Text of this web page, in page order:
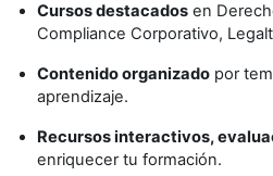
Cursos destacados en
Compliance Corporativo,
Contenido organizado por
aprendizaje.
Recursos interactivos,
enriquecer tu formación.